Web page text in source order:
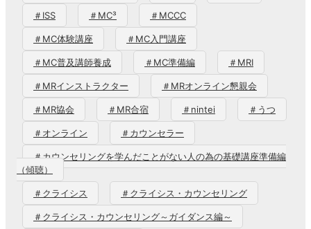
＃ISS ＃MC³ ＃MCCC
＃MC体験講座 ＃MC入門講座
＃MC普及講師養成 ＃MC準備編 ＃MRI
＃MRインストラクター ＃MRオンライン懇親会
＃MR協会 ＃MR合宿 ＃nintei ＃うつ
＃オンライン ＃カウンセラー
＃カウンセリングを学んだことがない人の為の基礎講座準備編
（傾聴）
＃クライシス ＃クライシス・カウンセリング
＃クライシス・カウンセリング～ガイダンス編～